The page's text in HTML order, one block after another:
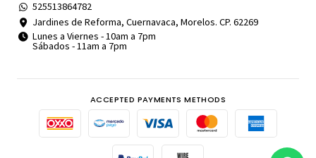
525513864782
Jardines de Reforma, Cuernavaca, Morelos. CP. 62269
Lunes a Viernes - 10am a 7pm
Sábados - 11am a 7pm
ACCEPTED PAYMENTS METHODS